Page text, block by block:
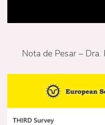
Nota de Pesar –